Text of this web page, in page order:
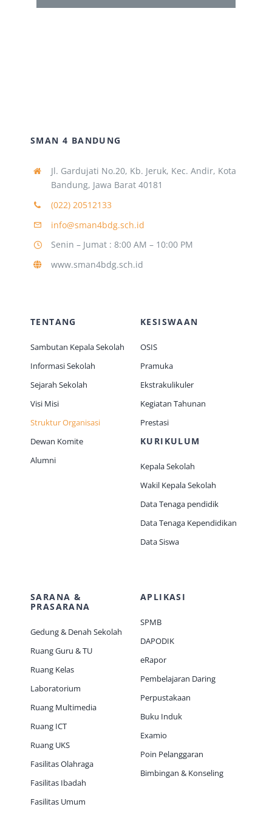
Visi Misi
Struktur Organisasi
SMAN 4 BANDUNG
Jl. Gardujati No.20, Kb. Jeruk, Kec. Andir, Kota
Bandung, Jawa Barat 40181
(022) 20512133
info@sman4bdg.sch.id
Senin – Jumat : 8:00 AM – 10:00 PM
www.sman4bdg.sch.id
TENTANG
Sambutan Kepala Sekolah
Informasi Sekolah
Sejarah Sekolah
Visi Misi
Struktur Organisasi
Dewan Komite
Alumni
KESISWAAN
OSIS
Pramuka
Ekstrakulikuler
Kegiatan Tahunan
Prestasi
KURIKULUM
Kepala Sekolah
Wakil Kepala Sekolah
Data Tenaga pendidik
Data Tenaga Kependidikan
Data Siswa
SARANA &
PRASARANA
Gedung & Denah Sekolah
Ruang Guru & TU
Ruang Kelas
Laboratorium
Ruang Multimedia
Ruang ICT
Ruang UKS
Fasilitas Olahraga
Fasilitas Ibadah
Fasilitas Umum
APLIKASI
SPMB
DAPODIK
eRapor
Pembelajaran Daring
Perpustakaan
Buku Induk
Examio
Poin Pelanggaran
Bimbingan & Konseling